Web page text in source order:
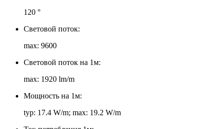
120 °
Световой поток:
max: 9600
Световой поток на 1м:
max: 1920 lm/m
Мощность на 1м:
typ: 17.4 W/m; max: 19.2 W/m